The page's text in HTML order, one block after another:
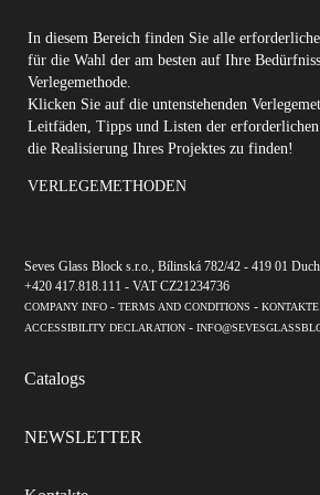
In diesem Bereich finden Sie alle
für die Wahl der am besten auf Ihre
Verlegemethode.
Klicken Sie auf die untenstehenden
Leitfäden, Tipps und Listen der
die Realisierung Ihres Projektes zu finden!
VERLEGEMETHODEN
Seves Glass Block s.r.o., Bílinská 782/42 - 419 01
+420 417.818.111 - VAT CZ21234736
COMPANY INFO -TERMS AND CONDITIONS -KONTAKTE
ACCESSIBILITY DECLARATION -
Catalogs
NEWSLETTER